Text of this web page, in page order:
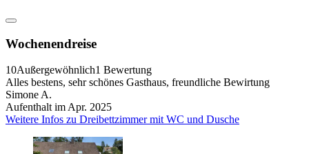
Wochenendreise
10Außergewöhnlich1 Bewertung
Alles bestens, sehr schönes Gasthaus, freundliche Bewirtung
Simone A.
Aufenthalt im Apr. 2025
Weitere Infos zu Dreibettzimmer mit WC und Dusche